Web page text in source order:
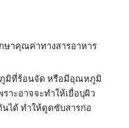
ษาคุณค่าทางสารอาหาร
มิที่ร้อนจัด หรือมีอุณหภูมิ
ราะอาจจะทำให้เยื่อบุผิว
ได้ ทำให้ดูดซับสารก่อ